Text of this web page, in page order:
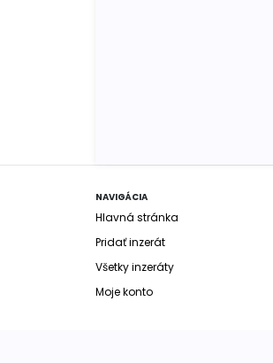
NAVIGÁCIA
Hlavná stránka
Pridať inzerát
Všetky inzeráty
Moje konto